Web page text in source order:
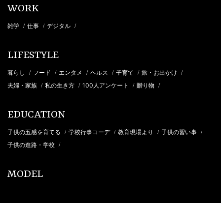
WORK
雑学 / 仕事 / デジタル /
LIFESTYLE
暮らし / フード / エンタメ / ヘルス / 子育て / 旅・お出かけ /
夫婦・家族 / 私の生き方 / 100人アンケート / 贈り物 /
EDUCATION
子供の五感を育てる / 学校行事コーデ / 教育現場より / 子供の習い事 /
子供の進路・学校 /
MODEL